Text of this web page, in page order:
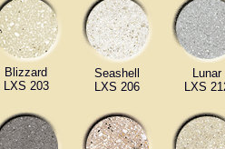
Blizzard
LXS 203
Seashell
LXS 206
Lunar
LXS